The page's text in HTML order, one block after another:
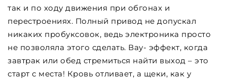
так и по ходу движения при обгонах и
перестроениях. Полный привод не допускал
никаких пробуксовок, ведь электроника просто
не позволяла этого сделать. Вау- эффект, когда
завтрак или обед стремиться найти выход – это
старт с места! Кровь отливает, а щеки, как у